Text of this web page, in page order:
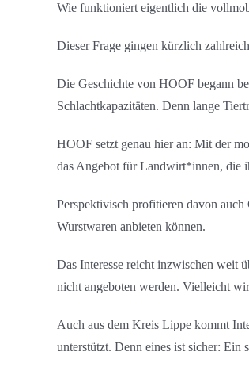
Wie funktioniert eigentlich die
Dieser Frage gingen kürzlich
Die Geschichte von HOOF begann
Schlachtkapazitäten. Denn lange
HOOF setzt genau hier an: Mit der
das Angebot für Landwirt*innen, die
Perspektivisch profitieren davon
Wurstwaren anbieten können.
Das Interesse reicht inzwischen weit
nicht angeboten werden. Vielleicht
Auch aus dem Kreis Lippe kommt
unterstützt. Denn eines ist sicher: Ein